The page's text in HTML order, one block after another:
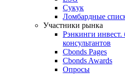
Сукук
Ломбардные
Участники рынка
Рэнкинги инвест.
консультантов
Cbonds Pages
Cbonds Awards
Опросы